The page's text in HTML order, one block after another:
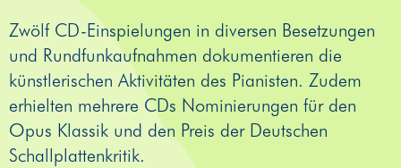
Zwölf CD-Einspielungen in diversen Besetzungen
und Rundfunkaufnahmen dokumentieren die
künstlerischen Aktivitäten des Pianisten. Zudem
erhielten mehrere CDs Nominierungen für den
Opus Klassik und den Preis der Deutschen
Schallplattenkritik.